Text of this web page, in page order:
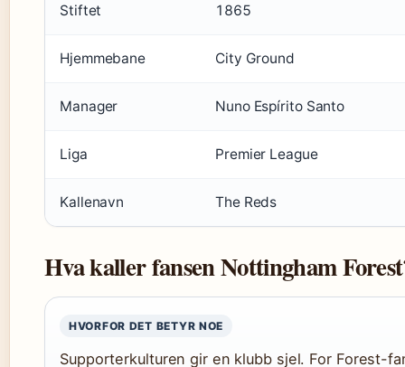
Stiftet 1865
Hjemmebane City Ground
Manager Nuno Espírito Santo
Liga Premier League
Kallenavn The Reds
Hva kaller fansen Nottingham
HVORFOR DET BETYR NOE
Supporterkulturen gir en klubb sjel. For Forest-